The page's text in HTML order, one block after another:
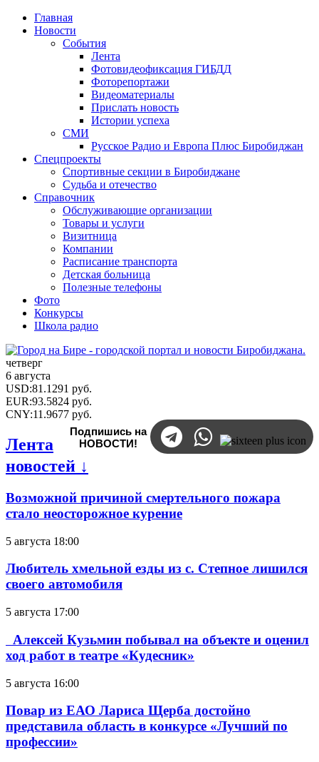
Главная
Новости
События
Лента
Фотовидеофиксация ГИБДД
Фоторепортажи
Видеоматериалы
Прислать новость
Истории успеха
СМИ
Русское Радио и Европа Плюс Биробиджан
Спецпроекты
Спортивные секции в Биробиджане
Судьба и отечество
Справочник
Обслуживающие организации
Товары и услуги
Визитница
Компании
Расписание транспорта
Детская больница
Полезные телефоны
Фото
Конкурсы
Школа радио
четверг
6 августа
USD:81.1291 руб.
EUR:93.5824 руб.
CNY:11.9677 руб.
Подпишись на
НОВОСТИ!
Лента
новостей ↓
Возможной причиной смертельного пожара
стало неосторожное курение
5 августа 18:00
Любитель хмельной езды из с. Степное лишился
своего автомобиля
5 августа 17:00
Алексей Кузьмин побывал на объекте и оценил
ход работ в театре «Кудесник»
5 августа 16:00
Повар из ЕАО Лариса Щерба достойно
представила область в конкурсе «Лучший по
профессии»